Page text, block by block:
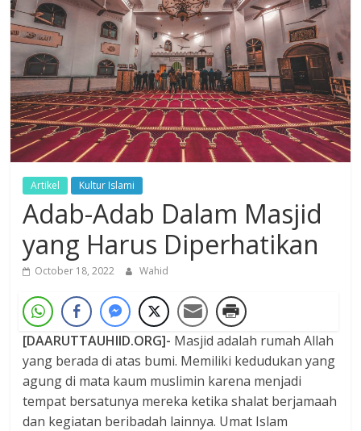
Dzikir,
Fikir,
Ikhtiar
Artikel Kultur Islami
Adab-Adab Dalam Masjid
yang Harus Diperhatikan
October 18, 2022 Wahid
[DAARUTTAUHIID.ORG]- Masjid adalah rumah Allah
yang berada di atas bumi. Memiliki kedudukan yang
agung di mata kaum muslimin karena menjadi
tempat bersatunya mereka ketika shalat berjamaah
dan kegiatan beribadah lainnya. Umat Islam